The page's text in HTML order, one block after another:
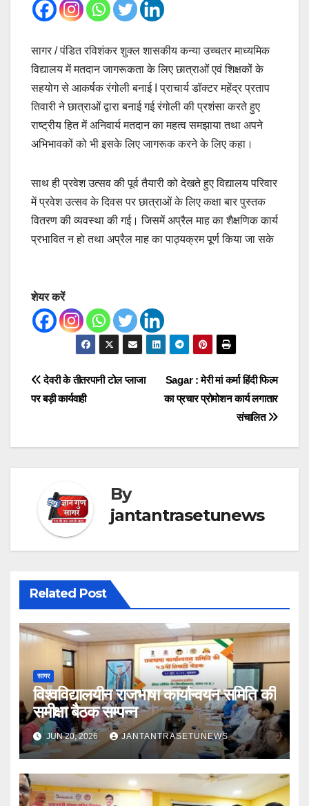
सागर / पंडित रविशंकर शुक्ल शासकीय कन्या उच्चतर माध्यमिक
विद्यालय में मतदान जागरूकता के लिए छात्राओं एवं शिक्षकों के
सहयोग से आकर्षक रंगोली बनाई I प्राचार्य डॉक्टर महेंद्र प्रताप
तिवारी ने छात्राओं द्वारा बनाई गई रंगोली की प्रशंसा करते हुए
राष्ट्रीय हित में अनिवार्य मतदान का महत्व समझाया तथा अपने
अभिभावकों को भी इसके लिए जागरूक करने के लिए कहा।
साथ ही प्रवेश उत्सव की पूर्व तैयारी को देखते हुए विद्यालय परिवार
में प्रवेश उत्सव के दिवस पर छात्राओं के लिए कक्षा बार पुस्तक
वितरण की व्यवस्था की गई। जिसमें अप्रैल माह का शैक्षणिक कार्य
प्रभावित न हो तथा अप्रैल माह का पाठ्यक्रम पूर्ण किया जा सके
शेयर करें
Post
navigation
Sagar : मेरी मां कर्मा हिंदी फिल्म
का प्रचार प्रोमोशन कार्य लगातार
संचालित
देवरी के तीतरपानी टोल प्लाजा
पर बड़ी कार्यवाही
By
jantantrasetunews
Related Post
सागर
विश्वविद्यालयीन राजभाषा कार्यान्वयन समिति की
समीक्षा बैठक सम्पन्न
JUN 20, 2026 JANTANTRASETUNEWS